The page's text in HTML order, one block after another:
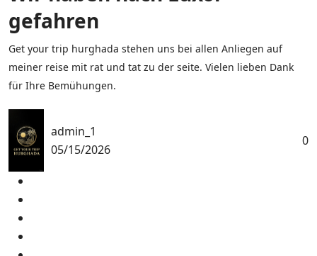
gefahren
Get your trip hurghada stehen uns bei allen Anliegen auf
meiner reise mit rat und tat zu der seite. Vielen lieben Dank
für Ihre Bemühungen.
admin_1
05/15/2026
0